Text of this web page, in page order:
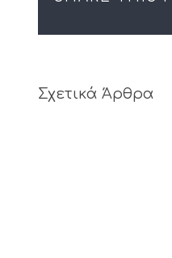
Σχετικά Άρθρα